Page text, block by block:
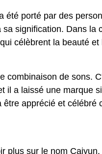
été porté par des
signification. Dans la
célèbrent la beauté
combinaison de sons.
il a laissé une marque
apprécié et célébré
plus sur le nom